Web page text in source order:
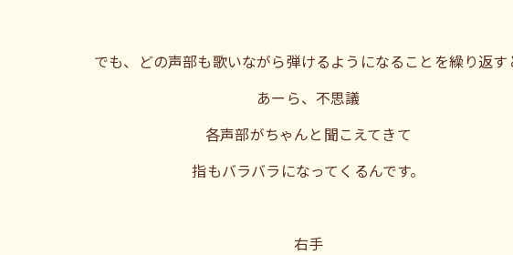
でも、どの声部も歌いながら弾けるようになることを繰り返す
あーら、不思議
各声部がちゃんと聞こえてきて
指もバラバラになってくるんです。
右手